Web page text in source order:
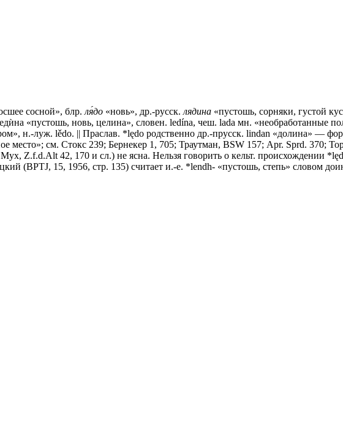
сосной», блр. ля́до «новь», др.-русск. лядина «пустошь, сорняки, густой
«пустошь, новь, целина», словен. ledína, чеш. lada мн. «необработанные
н.-луж. lědo. || Праслав. *lędо родственно др.-прусск. lindan «долина» —
место»; см. Стокс 239; Бернекер 1, 705; Траутман, ВSW 157; Арr. Sprd. 370;
Z.f.d.Alt 42, 170 и сл.) не ясна. Нельзя говорить о кельт. происхождении
(ВРТJ, 15, 1956, стр. 135) считает и.-е. *lendh- «пустошь, степь» словом